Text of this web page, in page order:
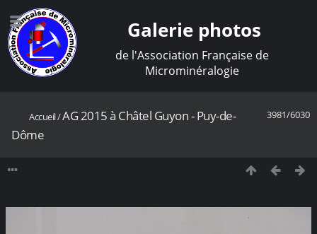
Galerie photos
de l'Association Française de
Microminéralogie
3981/6030
Accueil/AG 2015 à Châtel Guyon - Puy-de-
Dôme